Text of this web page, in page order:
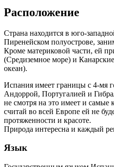
Расположение
Страна находится в юго-
Пиренейском полуострове,
Кроме материковой части, ей
(Средиземное море) и
океан).
Испания имеет границы с 4-мя
Андоррой, Португалией и
не смотря на это имеет и
считай во всей Европе ей не
протяженности и красоте.
Природа интересна и каждый
Язык